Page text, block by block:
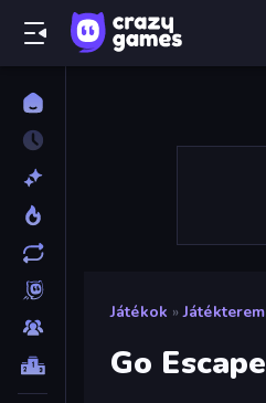
Játékok » Játékterem
Go Escape